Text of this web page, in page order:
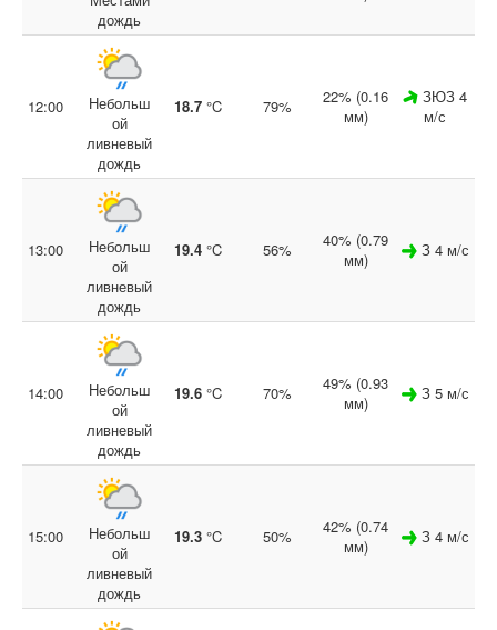
дождь
12:00
Небольш
ой
ливневый
дождь
18.7 °C 79%
22% (0.16
мм)
ЗЮЗ 4
м/с
13:00
Небольш
ой
ливневый
дождь
19.4 °C 56%
40% (0.79
мм)
З 4 м/с
14:00
Небольш
ой
ливневый
дождь
19.6 °C 70%
49% (0.93
мм)
З 5 м/с
15:00
Небольш
ой
ливневый
дождь
19.3 °C 50%
42% (0.74
мм)
З 4 м/с